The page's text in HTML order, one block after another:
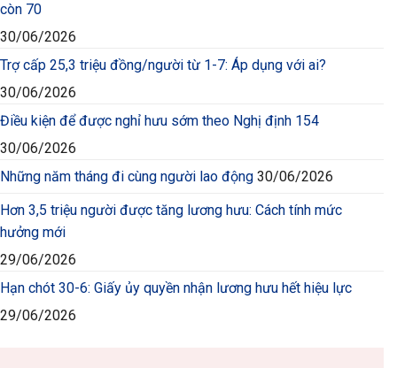
còn 70
30/06/2026
Trợ cấp 25,3 triệu đồng/người từ 1-7: Áp dụng với ai?
30/06/2026
Điều kiện để được nghỉ hưu sớm theo Nghị định 154
30/06/2026
Những năm tháng đi cùng người lao động 30/06/2026
Hơn 3,5 triệu người được tăng lương hưu: Cách tính mức
hưởng mới
29/06/2026
Hạn chót 30-6: Giấy ủy quyền nhận lương hưu hết hiệu lực
29/06/2026